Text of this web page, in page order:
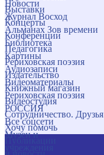
Новости
Журнал Восход
Альманах Зов времени
Библиотека
Картины
Аудиозаписи
Видеоматериалы
Рериховская поэзия
РОССИЯ
Все соцсети
Музеи и
Выставки
Концерты
Конференции
Педагогика
Рериховская поэзия
Издательство
Книжный магазин
Видеостудия
Сотрудничество. Друзья
Хочу помочь